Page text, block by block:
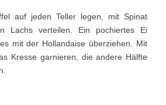
auf jeden Teller legen, mit Spinat
Lachs verteilen. Ein pochiertes Ei
mit der Hollandaise überziehen. Mit
Kresse garnieren, die andere Hälfte